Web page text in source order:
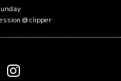
@ clipper